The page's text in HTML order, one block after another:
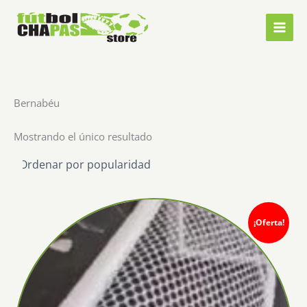
contenido
Bernabéu
Mostrando el único resultado
¡Oferta!